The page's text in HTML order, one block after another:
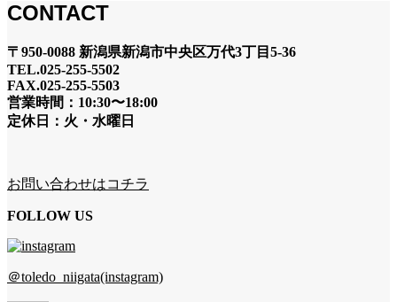
CONTACT
〒950-0088 新潟県新潟市中央区万代3丁目5-36
TEL.025-255-5502
FAX.025-255-5503
営業時間：10:30〜18:00
定休日：火・水曜日
お問い合わせはコチラ
FOLLOW US
＠toledo_niigata(instagram)